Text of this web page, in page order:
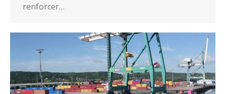
renforcer…